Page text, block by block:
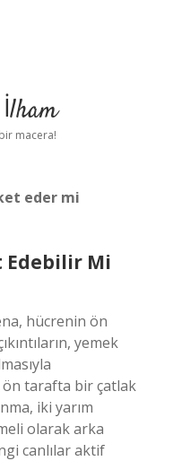
macera!
eder mi
Edebilir Mi
hücrenin ön
yemek
ön tarafta bir çatlak
iki yarım
olarak arka
canlılar aktif